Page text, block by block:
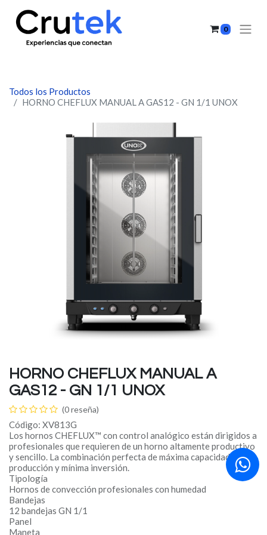
0
Todos los Productos
HORNO CHEFLUX MANUAL A GAS12 - GN 1/1 UNOX
HORNO CHEFLUX MANUAL A
GAS12 - GN 1/1 UNOX
(0 reseña)
Código: XV813G
Los hornos CHEFLUX™ con control analógico están dirigidos a
profesionales que requieren de un horno altamente productivo
y sencillo. La combinación perfecta de máxima capacidad de
producción y mínima inversión.
Tipología
Hornos de convección profesionales con humedad
Bandejas
12 bandejas GN 1/1
Panel
Maneta